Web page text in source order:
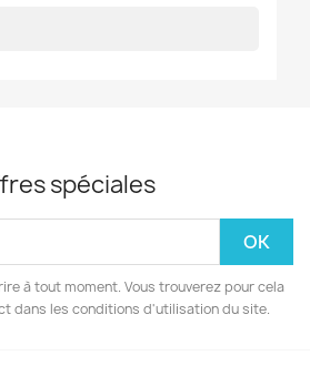
spéciales
à tout moment. Vous trouverez pour cela
dans les conditions d'utilisation du site.